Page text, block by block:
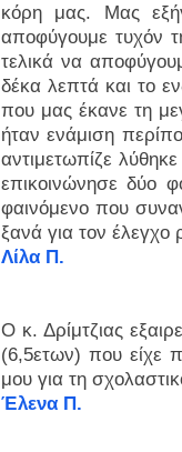
κόρη μας. Μας
αποφύγουμε τυχόν
τελικά να
δέκα λεπτά και το
που μας έκανε τη
ήταν ενάμιση
αντιμετωπίζε
επικοινώνησε δύο
φαινόμενο που
ξανά για τον έλεγχο
Λίλα Π.
Ο κ. Δρίμτζιας
(6,5ετων) που είχε
μου για τη
Έλενα Π.